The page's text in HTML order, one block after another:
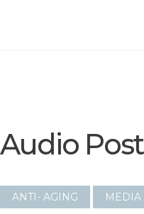
Audio Post
ANTI- AGING MEDIA